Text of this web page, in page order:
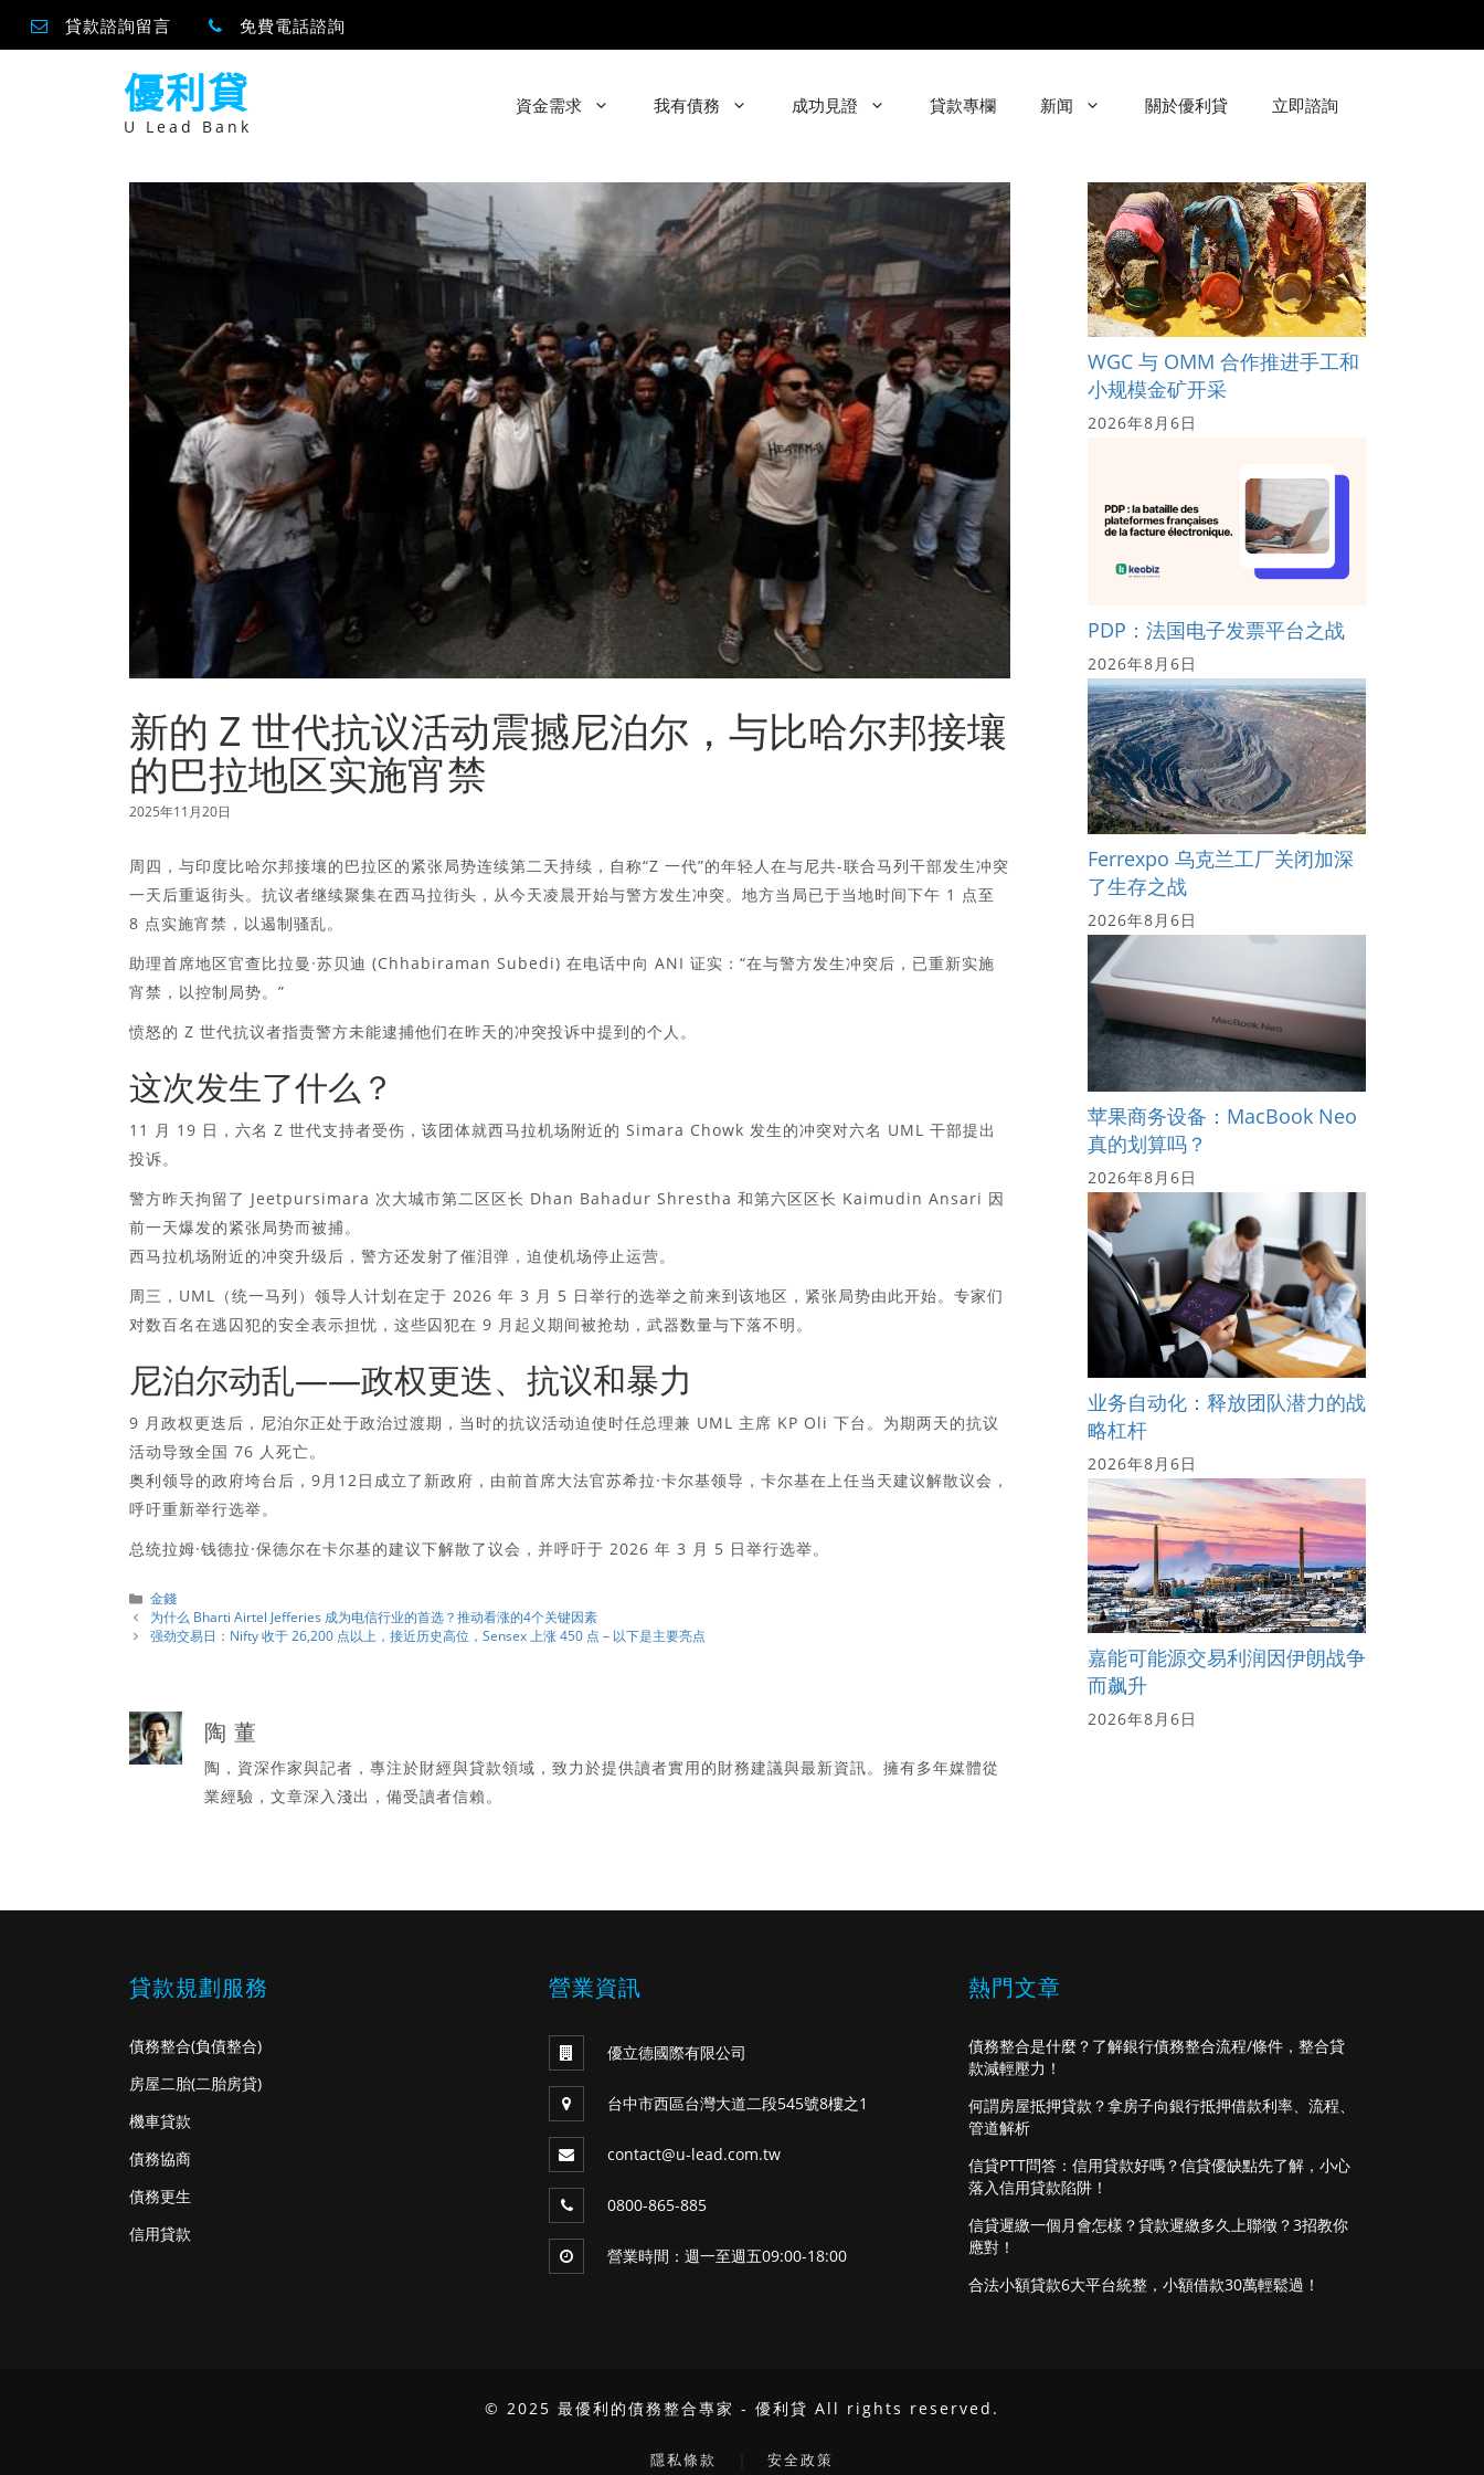
貸款諮詢留言 免費電話諮詢
優利貸
U Lead Bank
資金需求 我有債務 成功見證 貸款專欄 新闻 關於優利貸 立即諮詢
新的 Z 世代抗议活动震撼尼泊尔，与比哈尔邦接壤
的巴拉地区实施宵禁
2025年11月20日
周四，与印度比哈尔邦接壤的巴拉区的紧张局势连续第二天持续，自称“Z 一代”的年轻人在与尼共-联合马列干部发生冲突
一天后重返街头。抗议者继续聚集在西马拉街头，从今天凌晨开始与警方发生冲突。地方当局已于当地时间下午 1 点至
8 点实施宵禁，以遏制骚乱。
助理首席地区官查比拉曼·苏贝迪 (Chhabiraman Subedi) 在电话中向 ANI 证实：“在与警方发生冲突后，已重新实施
宵禁，以控制局势。”
愤怒的 Z 世代抗议者指责警方未能逮捕他们在昨天的冲突投诉中提到的个人。
这次发生了什么？
11 月 19 日，六名 Z 世代支持者受伤，该团体就西马拉机场附近的 Simara Chowk 发生的冲突对六名 UML 干部提出
投诉。
警方昨天拘留了 Jeetpursimara 次大城市第二区区长 Dhan Bahadur Shrestha 和第六区区长 Kaimudin Ansari 因
前一天爆发的紧张局势而被捕。
西马拉机场附近的冲突升级后，警方还发射了催泪弹，迫使机场停止运营。
周三，UML（统一马列）领导人计划在定于 2026 年 3 月 5 日举行的选举之前来到该地区，紧张局势由此开始。专家们
对数百名在逃囚犯的安全表示担忧，这些囚犯在 9 月起义期间被抢劫，武器数量与下落不明。
尼泊尔动乱——政权更迭、抗议和暴力
9 月政权更迭后，尼泊尔正处于政治过渡期，当时的抗议活动迫使时任总理兼 UML 主席 KP Oli 下台。为期两天的抗议
活动导致全国 76 人死亡。
奥利领导的政府垮台后，9月12日成立了新政府，由前首席大法官苏希拉·卡尔基领导，卡尔基在上任当天建议解散议会，
呼吁重新举行选举。
总统拉姆·钱德拉·保德尔在卡尔基的建议下解散了议会，并呼吁于 2026 年 3 月 5 日举行选举。
分
類
金錢
为什么 Bharti Airtel Jefferies 成为电信行业的首选？推动看涨的4个关键因素
强劲交易日：Nifty 收于 26,200 点以上，接近历史高位，Sensex 上涨 450 点 – 以下是主要亮点
陶 董
陶，資深作家與記者，專注於財經與貸款領域，致力於提供讀者實用的財務建議與最新資訊。擁有多年媒體從
業經驗，文章深入淺出，備受讀者信賴。
WGC 与 OMM 合作推进手工和
小规模金矿开采
2026年8月6日
PDP：法国电子发票平台之战
2026年8月6日
Ferrexpo 乌克兰工厂关闭加深
了生存之战
2026年8月6日
苹果商务设备：MacBook Neo
真的划算吗？
2026年8月6日
业务自动化：释放团队潜力的战
略杠杆
2026年8月6日
嘉能可能源交易利润因伊朗战争
而飙升
2026年8月6日
貸款規劃服務
債務整合(負債整合)
房屋二胎(二胎房貸)
機車貸款
債務協商
債務更生
信用貸款
營業資訊
優立德國際有限公司
台中市西區台灣大道二段545號8樓之1
contact@u-lead.com.tw
0800-865-885
營業時間：週一至週五09:00-18:00
熱門文章
債務整合是什麼？了解銀行債務整合流程/條件，整合貸
款減輕壓力！
何謂房屋抵押貸款？拿房子向銀行抵押借款利率、流程、
管道解析
信貸PTT問答：信用貸款好嗎？信貸優缺點先了解，小心
落入信用貸款陷阱！
信貸遲繳一個月會怎樣？貸款遲繳多久上聯徵？3招教你
應對！
合法小額貸款6大平台統整，小額借款30萬輕鬆過！
© 2025 最優利的債務整合專家 - 優利貸 All rights reserved.
隱私條款 安全政策